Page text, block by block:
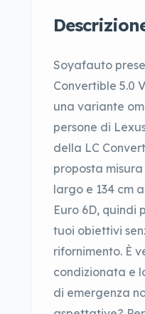
Soyafauto
Convertible 5.0
una variante
persone di
della LC
proposta misura
largo e 134 cm
Euro 6D, quindi
tuoi obiettivi
rifornimento. È
condizionata e
di emergenza